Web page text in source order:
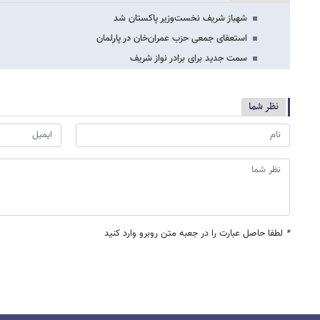
شهباز شریف نخست‌وزیر پاکستان شد
استعفای جمعی حزب عمران‌خان در پارلمان
سمت جدید برای برادر نواز شریف
نظر شما
* لطفا حاصل عبارت را در جعبه متن روبرو وارد کنید